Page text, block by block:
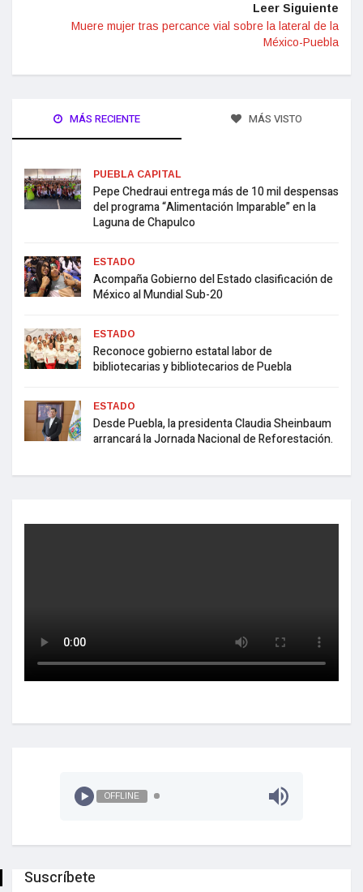
Leer Siguiente
Muere mujer tras percance vial sobre la lateral de la
México-Puebla
MÁS RECIENTE MÁS VISTO
PUEBLA CAPITAL
Pepe Chedraui entrega más de 10 mil despensas
del programa “Alimentación Imparable” en la
Laguna de Chapulco
ESTADO
Acompaña Gobierno del Estado clasificación de
México al Mundial Sub-20
ESTADO
Reconoce gobierno estatal labor de
bibliotecarias y bibliotecarios de Puebla
ESTADO
Desde Puebla, la presidenta Claudia Sheinbaum
arrancará la Jornada Nacional de Reforestación.
OFFLINE
Suscríbete